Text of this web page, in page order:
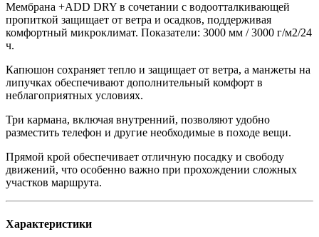
Мембрана +ADD DRY в сочетании с водоотталкивающей
пропиткой защищает от ветра и осадков, поддерживая
комфортный микроклимат. Показатели: 3000 мм / 3000 г/м2/24
ч.
Капюшон сохраняет тепло и защищает от ветра, а манжеты на
липучках обеспечивают дополнительный комфорт в
неблагоприятных условиях.
Три кармана, включая внутренний, позволяют удобно
разместить телефон и другие необходимые в походе вещи.
Прямой крой обеспечивает отличную посадку и свободу
движений, что особенно важно при прохождении сложных
участков маршрута.
Характеристики